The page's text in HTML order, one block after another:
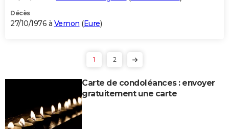
Décès
27/10/1976 à Vernon (Eure)
1 2
Carte de condoléances : envoyer
gratuitement une carte